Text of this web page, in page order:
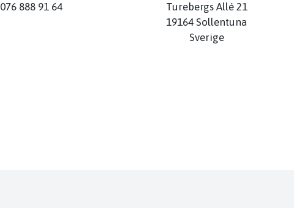
076 888 91 64
Turebergs Allé 21
19164 Sollentuna
Sverige